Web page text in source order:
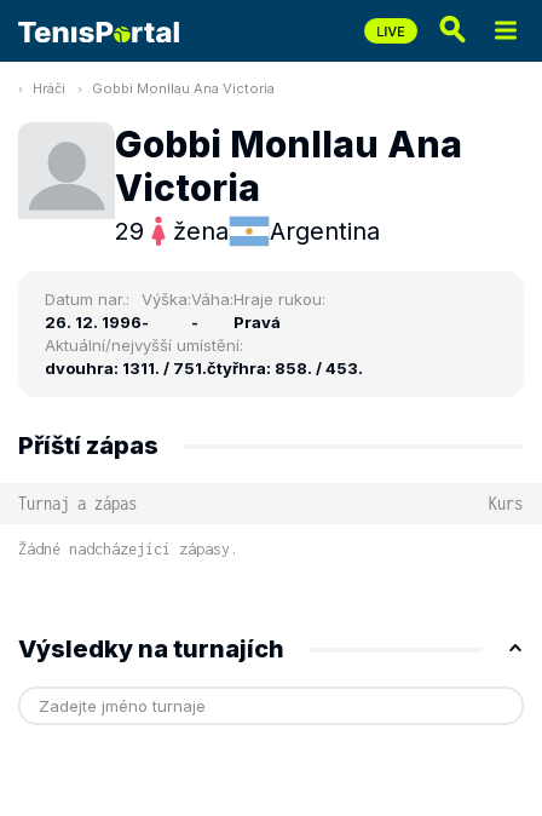
Hráči Gobbi Monllau Ana Victoria
Gobbi Monllau Ana
Victoria
29 žena Argentina
Datum nar.:
26. 12. 1996
Výška:
-
Váha:
-
Hraje rukou:
Pravá
Aktuální/nejvyšší umístění:
dvouhra: 1311. / 751.čtyřhra: 858. / 453.
Příští zápas
Turnaj a zápas Kurs
Žádné nadcházející zápasy.
Výsledky na turnajích